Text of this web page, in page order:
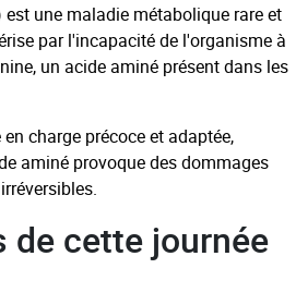
est une maladie métabolique rare et
par l'incapacité de l'organisme à
un acide aminé présent dans les
charge précoce et adaptée,
aminé provoque des dommages
de cette journée